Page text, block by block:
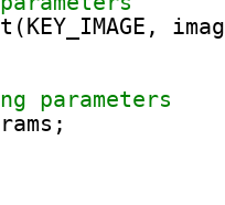
parameters